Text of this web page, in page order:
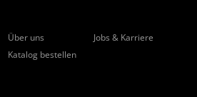
Über uns
Jobs & Karriere
Katalog bestellen